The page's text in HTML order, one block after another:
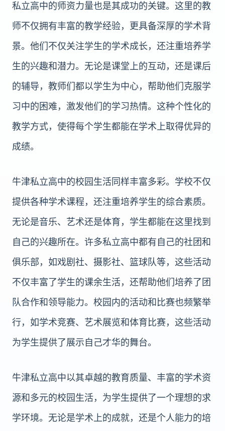
私立高中的师资力量也是其成功的关键。这里的教
师不仅拥有丰富的教学经验，更具备深厚的学术背
景。他们不仅关注学生的学术成长，还注重培养学
生的兴趣和潜力。无论是课堂上的互动，还是课后
的辅导，教师们都以学生为中心，帮助他们克服学
习中的困难，激发他们的学习热情。这种个性化的
教学方式，使得每个学生都能在学术上取得优异的
成绩。
牛津私立高中的校园生活同样丰富多彩。学校不仅
提供各种学术课程，还注重培养学生的综合素质。
无论是音乐、艺术还是体育，学生都能在这里找到
自己的兴趣所在。许多私立高中都有自己的社团和
俱乐部，如戏剧社、摄影社、篮球队等，这些活动
不仅丰富了学生的课余生活，还帮助他们培养了团
队合作和领导能力。校园内的活动和比赛也频繁举
行，如学术竞赛、艺术展览和体育比赛，这些活动
为学生提供了展示自己才华的舞台。
牛津私立高中以其卓越的教育质量、丰富的学术资
源和多元的校园生活，为学生提供了一个理想的求
学环境。无论是学术上的成就，还是个人能力的培